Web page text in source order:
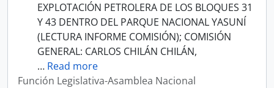
EXPLOTACIÓN PETROLERA DE LOS BLOQUES 31
Y 43 DENTRO DEL PARQUE NACIONAL YASUNÍ
(LECTURA INFORME COMISIÓN); COMISIÓN
GENERAL: CARLOS CHILÁN CHILÁN,
… Read more
Función Legislativa-Asamblea Nacional